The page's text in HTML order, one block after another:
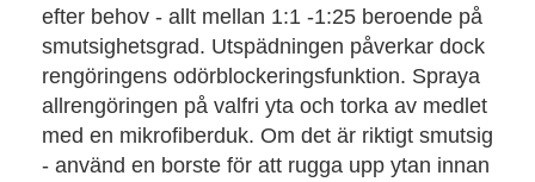
efter behov - allt mellan 1:1 -1:25 beroende på
smutsighetsgrad. Utspädningen påverkar dock
rengöringens odörblockeringsfunktion. Spraya
allrengöringen på valfri yta och torka av medlet
med en mikrofiberduk. Om det är riktigt smutsig
- använd en borste för att rugga upp ytan innan